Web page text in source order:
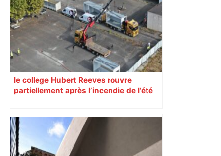
le collège Hubert Reeves rouvre
partiellement après l’incendie de l’été